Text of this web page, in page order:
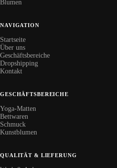
Blumen
NAVIGATION
Startseite
Über uns
Geschäftsbereiche
Dropshipping
Kontakt
GESCHÄFTSBEREICHE
Yoga-Matten
Bettwaren
Schmuck
Kunstblumen
QUALITÄT & LIEFERUNG